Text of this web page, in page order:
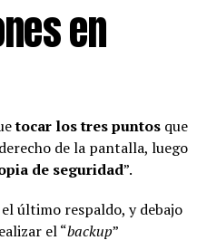
en
tocar los tres puntos que
de la pantalla, luego
de seguridad”.
último respaldo, y debajo
el “backup”